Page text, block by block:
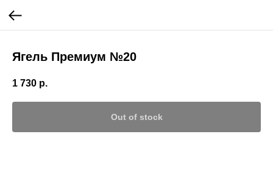
Ягель Премиум №20
1 730 р.
Out of stock